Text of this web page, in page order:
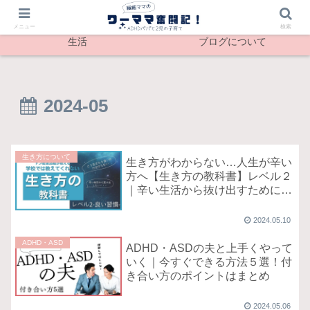
生活 ブログについて
2024-05
生き方について
生き方がわからない…人生が辛い
方へ【生き方の教科書】レベル２
｜辛い生活から抜け出すために今
2024.05.10
ADHD・ASD
ADHD・ASDの夫と上手くやって
いく｜今すぐできる方法５選！付
き合い方のポイントはまとめ
2024.05.06
メニュー 検索